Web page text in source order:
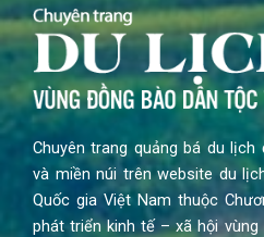
Chuyên trang quảng bá du
và miền núi trên website du
Quốc gia Việt Nam thuộc
phát triển kinh tế – xã hội